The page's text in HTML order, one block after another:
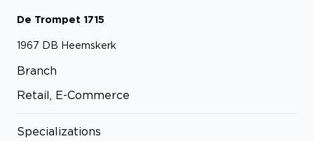
De Trompet 1715
1967 DB Heemskerk
Branch
Retail, E-Commerce
Specializations